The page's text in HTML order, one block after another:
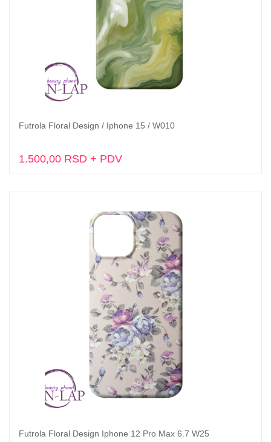
Dodaj u korpu
Futrola Floral Design / Iphone 15 / W010
1.500,00 RSD + PDV
Dodaj u korpu
Futrola Floral Design Iphone 12 Pro Max 6.7 W25